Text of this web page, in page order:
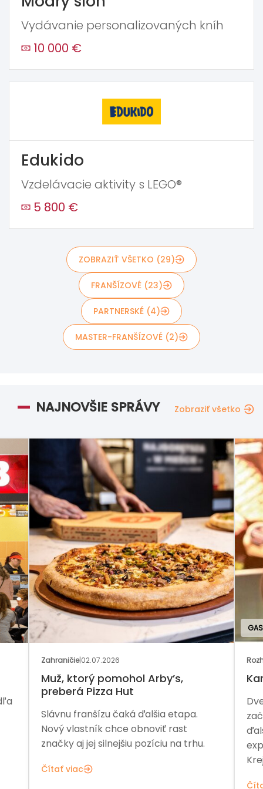
Vydávanie personalizovaných kníh
10 000 €
Edukido
Vzdelávacie aktivity s LEGO®
5 800 €
ZOBRAZIŤ VŠETKO (29)
FRANŠÍZOVÉ (23)
PARTNERSKÉ (4)
MASTER-FRANŠÍZOVÉ (2)
NAJNOVŠIE SPRÁVY Zobraziť všetko
Zahraničie|02.07.2026
Muž, ktorý pomohol Arby’s,
preberá Pizza Hut
Slávnu franšízu čaká ďalšia etapa.
Nový vlastník chce obnoviť rast
značky aj jej silnejšiu pozíciu na trhu.
Čítať viac